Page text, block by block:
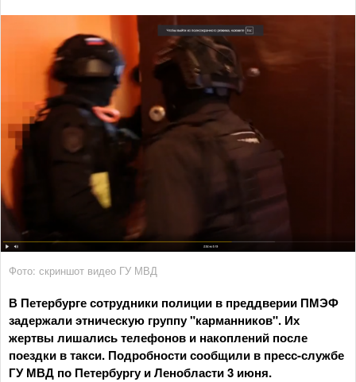
Фото: скриншот видео ГУ МВД
В Петербурге сотрудники полиции в преддверии ПМЭФ
задержали этническую группу "карманников". Их
жертвы лишались телефонов и накоплений после
поездки в такси. Подробности сообщили в пресс-службе
ГУ МВД по Петербургу и Ленобласти 3 июня.